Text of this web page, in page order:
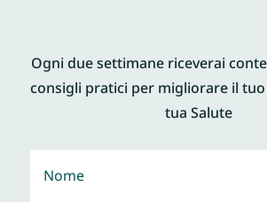
Ogni due settimane riceverai
consigli pratici per migliorare il
tua Salute